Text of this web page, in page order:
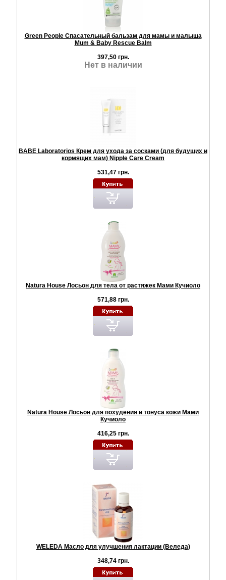
Green People Спасательный бальзам для мамы и малыша
Mum & Baby Rescue Balm
397,50 грн.
Нет в наличии
BABE Laboratorios Крем для ухода за сосками (для будущих и
кормящих мам) Nipple Care Cream
531,47 грн.
Natura House Лосьон для тела от растяжек Мами Кучиоло
571,88 грн.
Natura House Лосьон для похудения и тонуса кожи Мами
Кучиоло
416,25 грн.
WELEDA Масло для улучшения лактации (Веледа)
348,74 грн.